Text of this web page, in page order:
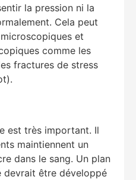
la pression ni la
Cela peut
et
comme les
fractures de stress
est très important. Il
maintiennent un
dans le sang. Un plan
être développé